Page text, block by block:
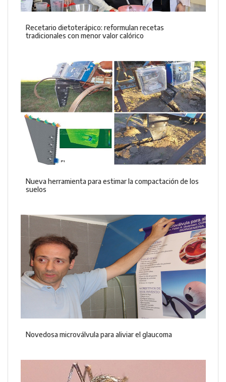
Recetario dietoterápico: reformulan recetas
tradicionales con menor valor calórico
Nueva herramienta para estimar la compactación de los
suelos
Novedosa microválvula para aliviar el glaucoma